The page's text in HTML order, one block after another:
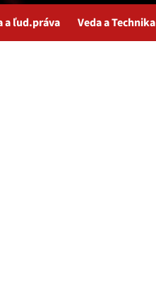
a ľud.práva Veda a Technika